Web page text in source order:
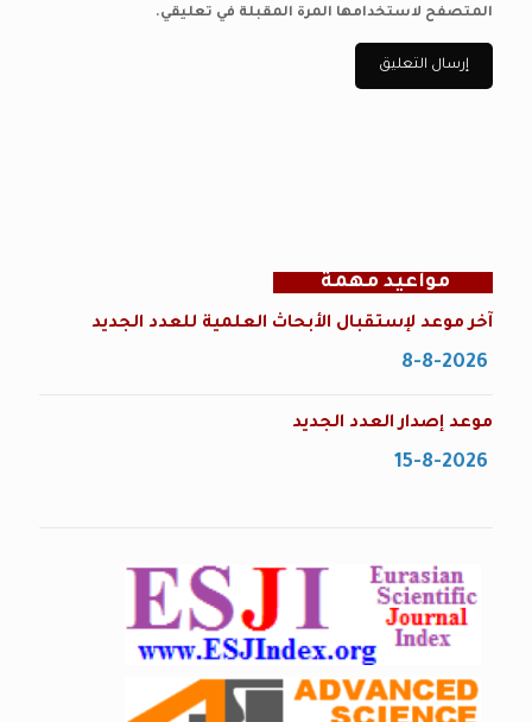
المتصفح لاستخدامها المرة المقبلة في تعليقي.
مواعيد مهمة
آخر موعد لإستقبال الأبحاث العلمية للعدد الجديد
موعد إصدار العدد الجديد